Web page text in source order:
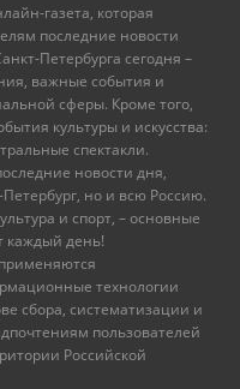
газета, которая
последние новости
Петербурга сегодня –
важные события и
сферы. Кроме того,
культуры и искусства:
спектакли.
новости дня,
но и всю Россию.
и спорт, – основные
каждый день!
технологии
сбора, систематизации и
пользователей
Российской